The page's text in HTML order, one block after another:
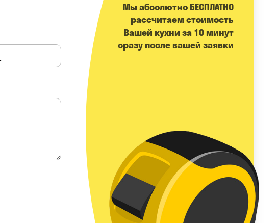
Мы абсолютно БЕСПЛАТНО
расcчитаем стоимость
Вашей кухни за 10 минут
сразу после вашей заявки